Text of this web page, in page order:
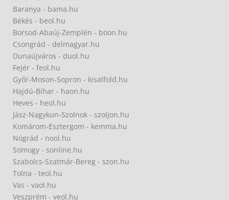
Baranya - bama.hu
Békés - beol.hu
Borsod-Abaúj-Zemplén - boon.hu
Csongrád - delmagyar.hu
Dunaújváros - duol.hu
Fejér - feol.hu
Győr-Moson-Sopron - kisalfold.hu
Hajdú-Bihar - haon.hu
Heves - heol.hu
Jász-Nagykun-Szolnok - szoljon.hu
Komárom-Esztergom - kemma.hu
Nógrád - nool.hu
Somogy - sonline.hu
Szabolcs-Szatmár-Bereg - szon.hu
Tolna - teol.hu
Vas - vaol.hu
Veszprém - veol.hu